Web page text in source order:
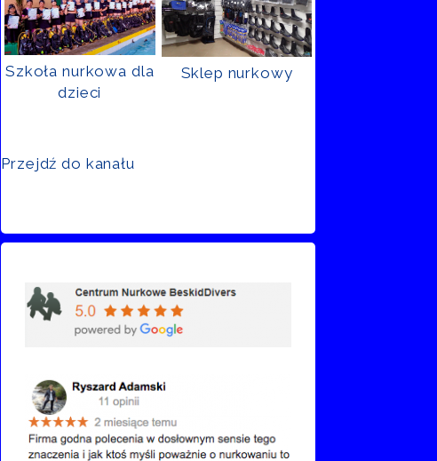
Szkoła nurkowa dla
dzieci
Sklep nurkowy
Przejdź do kanału